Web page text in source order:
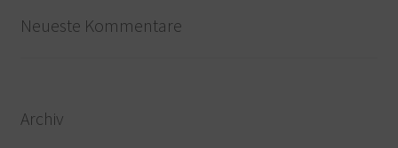
Neueste Kommentare
Archiv